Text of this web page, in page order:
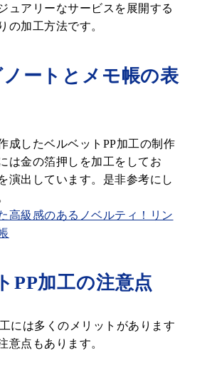
ュアリーなサービスを展開する
の加工方法です。
ートとメモ帳の表
成したベルベットPP加工の制作
は金の箔押しを加工をしてお
演出しています。是非参考にし
高級感のあるノベルティ！リン
PP加工の注意点
には多くのメリットがあります
意点もあります。